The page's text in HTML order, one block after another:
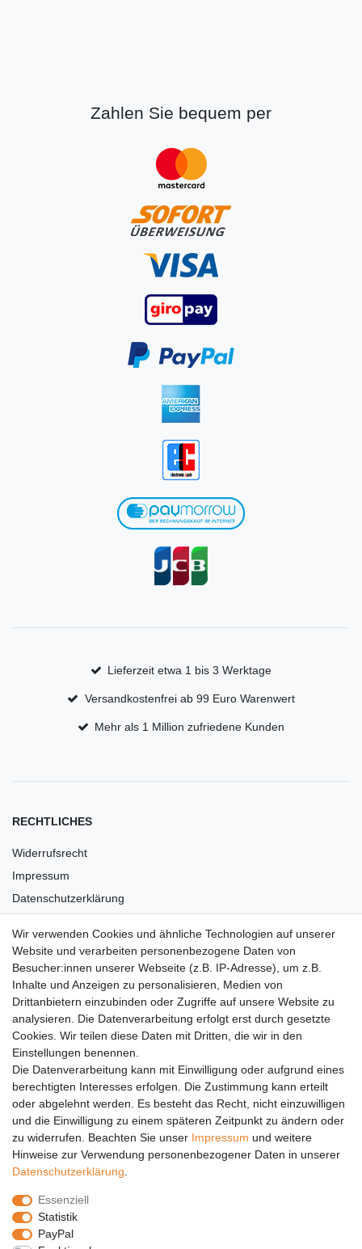
Zahlen Sie bequem per
Lieferzeit etwa 1 bis 3 Werktage
Versandkostenfrei ab 99 Euro Warenwert
Mehr als 1 Million zufriedene Kunden
RECHTLICHES
Widerrufsrecht
Impressum
Datenschutzerklärung
Versandkosten
Barrierefreiheit
Anleitungen
Vertrag widerrufen
PARTNER
DHL
GLS
PaketPLUS
SPONSORING
Malchower SV 90
Malchower Wölfe
Wir verwenden Cookies und ähnliche Technologien auf unserer
Website und verarbeiten personenbezogene Daten von
Besucher:innen unserer Webseite (z.B. IP-Adresse), um z.B.
Inhalte und Anzeigen zu personalisieren, Medien von
Drittanbietern einzubinden oder Zugriffe auf unsere Website zu
analysieren. Die Datenverarbeitung erfolgt erst durch gesetzte
Cookies. Wir teilen diese Daten mit Dritten, die wir in den
Einstellungen benennen.
Die Datenverarbeitung kann mit Einwilligung oder aufgrund eines
berechtigten Interesses erfolgen. Die Zustimmung kann erteilt
oder abgelehnt werden. Es besteht das Recht, nicht einzuwilligen
und die Einwilligung zu einem späteren Zeitpunkt zu ändern oder
zu widerrufen. Beachten Sie unser Impressum und weitere
Hinweise zur Verwendung personenbezogener Daten in unserer
Daten­schutz­erklärung
Essenziell
Statistik
PayPal